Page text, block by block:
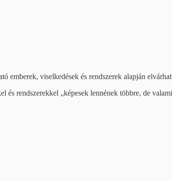
emberek, viselkedések és rendszerek alapján
és rendszerekkel „képesek lennének többre, de